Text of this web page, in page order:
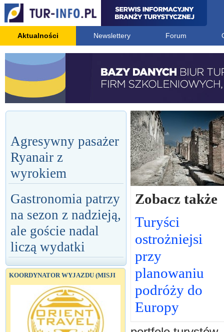
Aktualności Newslettery Forum
Agresywny pasażer
Ryanair z
wyrokiem
Gastronomia patrzy
na sezon z nadzieją,
ale goście nadal
liczą wydatki
KOORDYNATOR WYJAZDU (MISJI
Zobacz także
Turyści
ostrożniejsi
przy
planowaniu
podróży do
Europy